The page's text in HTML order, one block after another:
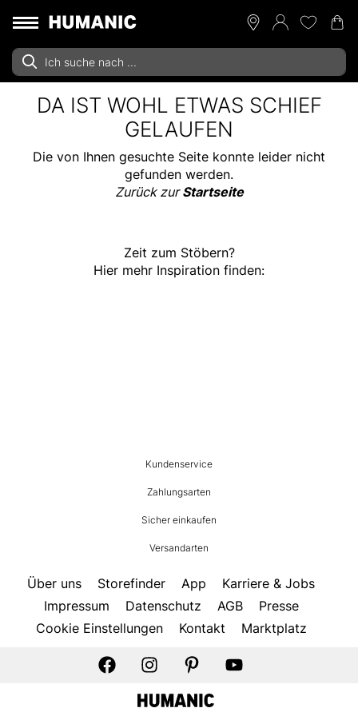
DA IST WOHL ETWAS SCHIEF
GELAUFEN
Die von Ihnen gesuchte Seite konnte leider nicht
gefunden werden.
Zurück zurStartseite
Zeit zum Stöbern?
Hier mehr Inspiration finden:
Kundenservice
Zahlungsarten
Sicher einkaufen
Versandarten
Über uns Storefinder App
Karriere & Jobs
Impressum
Datenschutz AGB
Presse
Cookie Einstellungen
Kontakt Marktplatz